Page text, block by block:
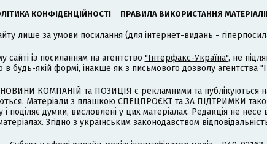
КОНФІДЕНЦІЙНОСТІ ПРАВИЛА ВИКОРИСТАННЯ
лише за умови посилання (для інтернет-видань -
сайті із посиланням на агентство "Інтерфакс-Україна", не
будь-якій формі, інакше як з письмового дозволу агентства
НОВИНИ КОМПАНІЙ та ПОЗИЦІЯ є рекламними та публікуються
Матеріали з плашкою СПЕЦПРОЄКТ та ЗА ПІДТРИМКИ
поділяє думки, висловлені у цих матеріалах. Редакція не несе
Згідно з українським законодавством